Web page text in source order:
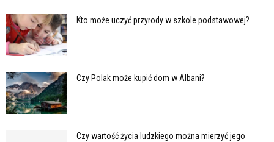
Kto może uczyć przyrody w szkole podstawowej?
Czy Polak może kupić dom w Albani?
Czy wartość życia ludzkiego można mierzyć jego